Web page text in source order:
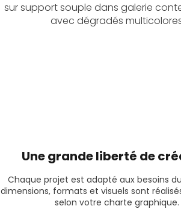
Une grande liberté de
Chaque projet est adapté aux besoins
dimensions, formats et visuels sont
selon votre charte graphique.